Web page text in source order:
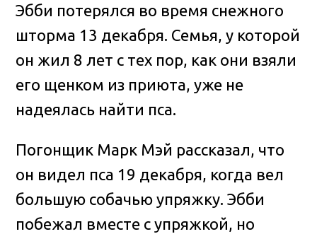
Эбби потерялся во время снежного
шторма 13 декабря. Семья, у которой
он жил 8 лет с тех пор, как они взяли
его щенком из приюта, уже не
надеялась найти пса.
Погонщик Марк Мэй рассказал, что
он видел пса 19 декабря, когда вел
большую собачью упряжку. Эбби
побежал вместе с упряжкой, но